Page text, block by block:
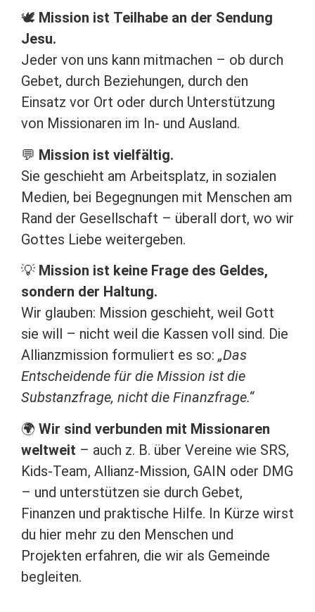
🕊️ Mission ist Teilhabe an der Sendung
Jesu.
Jeder von uns kann mitmachen – ob durch
Gebet, durch Beziehungen, durch den
Einsatz vor Ort oder durch Unterstützung
von Missionaren im In- und Ausland.
💬 Mission ist vielfältig.
Sie geschieht am Arbeitsplatz, in sozialen
Medien, bei Begegnungen mit Menschen am
Rand der Gesellschaft – überall dort, wo wir
Gottes Liebe weitergeben.
💡 Mission ist keine Frage des Geldes,
sondern der Haltung.
Wir glauben: Mission geschieht, weil Gott
sie will – nicht weil die Kassen voll sind. Die
Allianzmission formuliert es so: „Das
Entscheidende für die Mission ist die
Substanzfrage, nicht die Finanzfrage.“
🌍 Wir sind verbunden mit Missionaren
weltweit – auch z. B. über Vereine wie SRS,
Kids-Team, Allianz-Mission, GAIN oder DMG
– und unterstützen sie durch Gebet,
Finanzen und praktische Hilfe. In Kürze wirst
du hier mehr zu den Menschen und
Projekten erfahren, die wir als Gemeinde
begleiten.